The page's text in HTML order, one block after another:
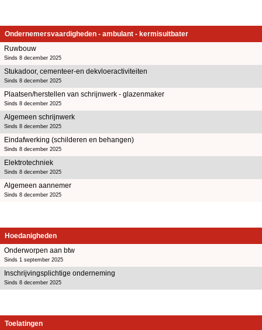
Ondernemersvaardigheden - ambulant - kermisuitbater
Ruwbouw
Sinds 8 december 2025
Stukadoor, cementeer-en dekvloeractiviteiten
Sinds 8 december 2025
Plaatsen/herstellen van schrijnwerk - glazenmaker
Sinds 8 december 2025
Algemeen schrijnwerk
Sinds 8 december 2025
Eindafwerking (schilderen en behangen)
Sinds 8 december 2025
Elektrotechniek
Sinds 8 december 2025
Algemeen aannemer
Sinds 8 december 2025
Hoedanigheden
Onderworpen aan btw
Sinds 1 september 2025
Inschrijvingsplichtige onderneming
Sinds 8 december 2025
Toelatingen